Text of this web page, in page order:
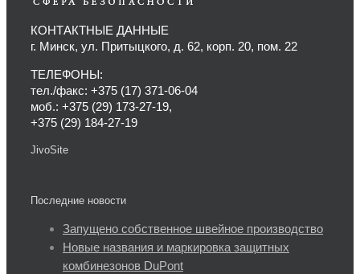
КОНТАКТНЫЕ ДАННЫЕ
г. Минск, ул. Притыцкого, д. 62, корп. 20, пом. 22
ТЕЛЕФОНЫ:
тел./факс: +375 (17) 371-06-04
моб.: +375 (29) 173-27-19,
+375 (29) 184-27-19
JivoSite
Последние новости
Запущено собственное швейное производство
Новые названия и маркировка защитных
комбинезонов DuPont